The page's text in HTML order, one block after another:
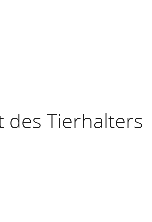
des Tierhalters